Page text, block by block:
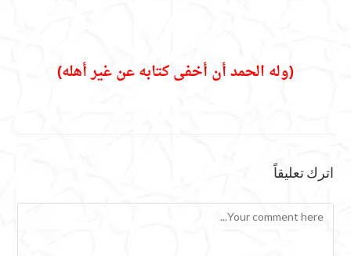
(وله الحمد أن أخفى كتابه عن غير أهله)
اترك تعليقاً